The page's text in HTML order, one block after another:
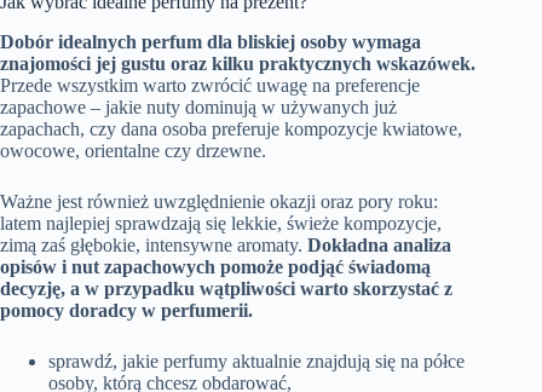
Dobór idealnych perfum dla bliskiej osoby wymaga
znajomości jej gustu oraz kilku praktycznych wskazówek.
Przede wszystkim warto zwrócić uwagę na preferencje
zapachowe – jakie nuty dominują w używanych już
zapachach, czy dana osoba preferuje kompozycje kwiatowe,
owocowe, orientalne czy drzewne.
Ważne jest również uwzględnienie okazji oraz pory roku:
latem najlepiej sprawdzają się lekkie, świeże kompozycje,
zimą zaś głębokie, intensywne aromaty. Dokładna analiza
opisów i nut zapachowych pomoże podjąć świadomą
decyzję, a w przypadku wątpliwości warto skorzystać z
pomocy doradcy w perfumerii.
sprawdź, jakie perfumy aktualnie znajdują się na półce
osoby, którą chcesz obdarować,